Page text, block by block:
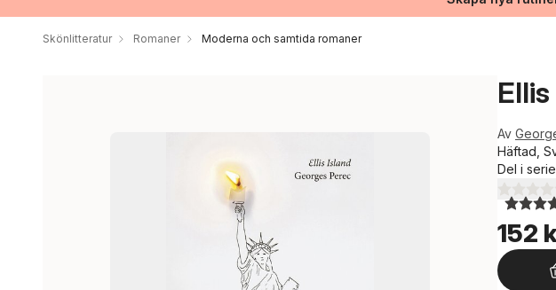
Skönlitteratur Romaner Moderna och samtida romaner
Av
Häftad,
Del i
4,0utav 5
152